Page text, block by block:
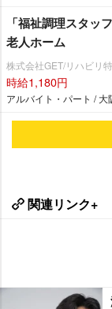
「福祉調理スタッ
老人ホーム
株式会社GET/リハビリ
時給1,180円
アルバイト・パート / 大
関連リンク+